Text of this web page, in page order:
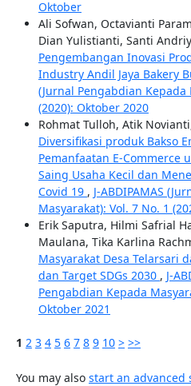
Oktober
Ali Sofwan, Octavianti
Dian Yulistianti, Santi
Pengembangan Inovasi
Industry Andil Jaya Bakery
(Jurnal Pengabdian Kepada
(2020): Oktober 2020
Rohmat Tulloh, Atik
Diversifikasi produk Bakso
Pemanfaatan E-Commerce
Saing Usaha Kecil dan
Covid 19 , J-ABDIPAMAS
Masyarakat): Vol. 7 No. 1
Erik Saputra, Hilmi Safrial
Maulana, Tika Karlina
Masyarakat Desa Telarsari
dan Target SDGs 2030 , J-
Pengabdian Kepada
Oktober 2021
1 2 3 4 5 6 7 8 9 10 > >>
You may also start an advanced